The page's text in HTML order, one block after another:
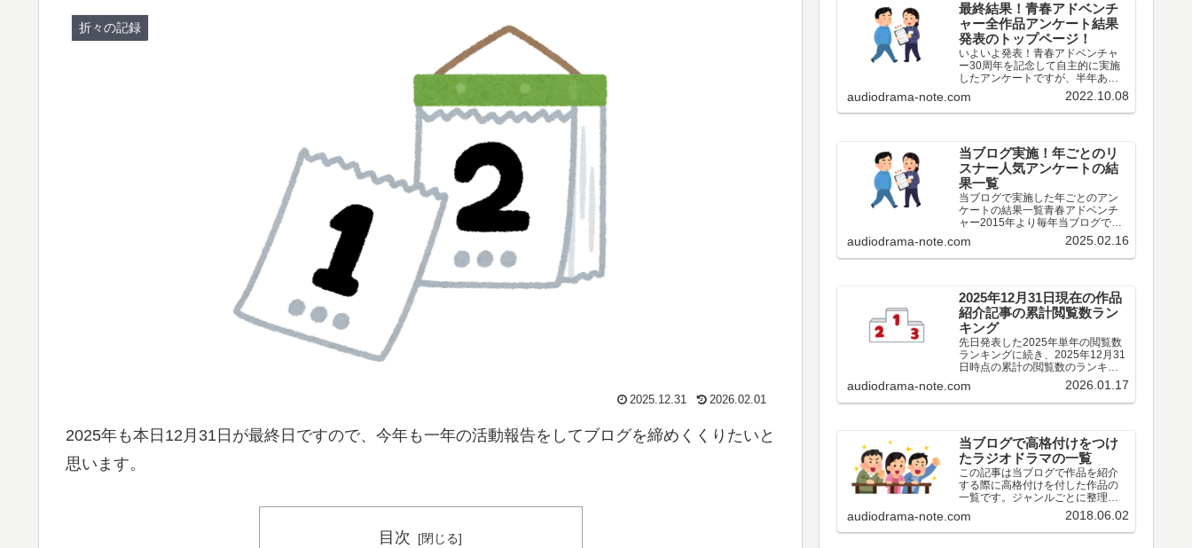
折々の記録
2025.12.31 2026.02.01
2025年も本日12月31日が最終日ですので、今年も一年の活動報告をしてブログを締めくくりたいと
思います。
目次
最終結果！青春アドベンチ
ャー全作品アンケート結果
発表のトップページ！
いよいよ発表！青春アドベンチャ
ー30周年を記念して自主的に実施
したアンケートですが、半年あっ
た投票期間も遂に終わりましたの
で、今後、順次最終結果を発表し
ていきます。なんと最終的に261名
audiodrama-note.com 2022.10.08
当ブログ実施！年ごとのリ
スナー人気アンケートの結
果一覧
当ブログで実施した年ごとのアン
ケートの結果一覧青春アドベンチ
ャー2015年より毎年当ブログで実
施しているその年の青春アドベン
チャーについてアンケート結果で
す。作品編出演者編その他編特別
audiodrama-note.com 2025.02.16
2025年12月31日現在の作品
紹介記事の累計閲覧数ラン
キング
先日発表した2025年単年の閲覧数
ランキングに続き、2025年12月31
日時点の累計の閲覧数のランキン
audiodrama-note.com 2026.01.17
当ブログで高格付けをつけ
たラジオドラマの一覧
この記事は当ブログで作品を紹介
する際に高格付けを付した作品の
一覧です。ジャンルごとに整理し
てみました。もとより私個人の感
想にすぎないので、皆様の評価と
違う場合も多々あろうかと思いま
audiodrama-note.com 2018.06.02